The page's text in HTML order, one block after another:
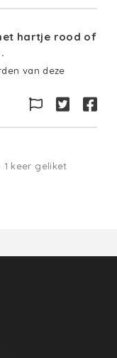
hartje rood of
van deze
1 keer geliket